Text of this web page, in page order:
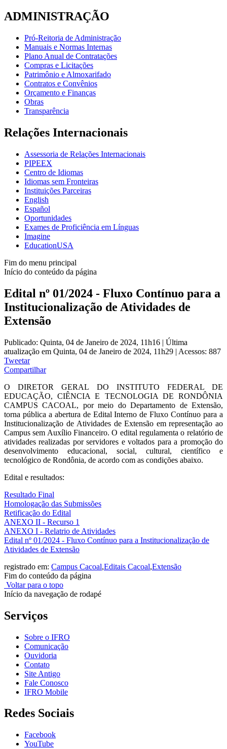
ADMINISTRAÇÃO
Pró-Reitoria de Administração
Manuais e Normas Internas
Plano Anual de Contratações
Compras e Licitações
Patrimônio e Almoxarifado
Contratos e Convênios
Orçamento e Finanças
Obras
Transparência
Relações Internacionais
Assessoria de Relações Internacionais
PIPEEX
Centro de Idiomas
Idiomas sem Fronteiras
Instituições Parceiras
English
Español
Oportunidades
Exames de Proficiência em Línguas
Imagine
EducationUSA
Fim do menu principal
Início do conteúdo da página
Edital nº 01/2024 - Fluxo Contínuo para a
Institucionalização de Atividades de
Extensão
Publicado: Quinta, 04 de Janeiro de 2024, 11h16 | Última
atualização em Quinta, 04 de Janeiro de 2024, 11h29 | Acessos: 887
Tweetar
Compartilhar
O DIRETOR GERAL DO INSTITUTO FEDERAL DE
EDUCAÇÃO, CIÊNCIA E TECNOLOGIA DE RONDÔNIA
CAMPUS CACOAL, por meio do Departamento de Extensão,
torna pública a abertura de Edital Interno de Fluxo Contínuo para a
Institucionalização de Atividades de Extensão em representação ao
Campus sem Auxílio Financeiro. O edital regulamenta o relatório de
atividades realizadas por servidores e voltados para a promoção do
desenvolvimento educacional, social, cultural, científico e
tecnológico de Rondônia, de acordo com as condições abaixo.
Edital e resultados:
Resultado Final
Homologação das Submissões
Retificação do Edital
ANEXO II - Recurso 1
ANEXO I - Relatrio de Atividades
Edital nº 01/2024 - Fluxo Contínuo para a Institucionalização de
Atividades de Extensão
registrado em: Campus Cacoal,Editais Cacoal,Extensão
Fim do conteúdo da página
Voltar para o topo
Início da navegação de rodapé
Serviços
Sobre o IFRO
Comunicação
Ouvidoria
Contato
Site Antigo
Fale Conosco
IFRO Mobile
Redes Sociais
Facebook
YouTube